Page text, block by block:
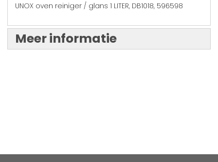
UNOX oven reiniger / glans 1 LITER, DB1018, 596598
Meer informatie